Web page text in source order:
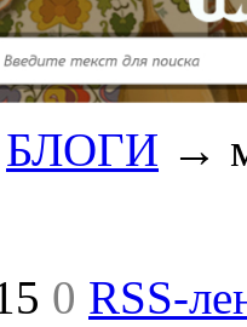
БЛОГИ →
0 RSS-